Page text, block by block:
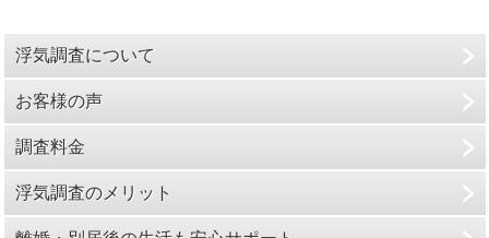
浮気調査について
お客様の声
調査料金
浮気調査のメリット